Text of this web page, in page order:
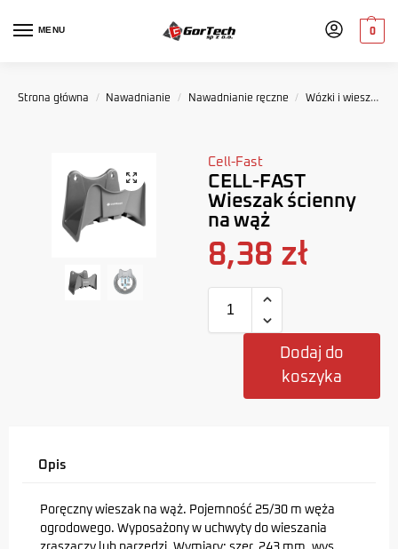
MENU 0
Strona główna / Nawadnianie / Nawadnianie ręczne / Wózki i wieszaki do węży ogrodowch
Cell-Fast
CELL-FAST
Wieszak ścienny
na wąż
8,38 zł
Dodaj do
koszyka
Opis
Poręczny wieszak na wąż. Pojemność 25/30 m węża
ogrodowego. Wyposażony w uchwyty do wieszania